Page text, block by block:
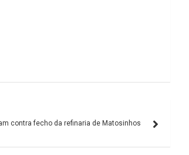
contra fecho da refinaria de Matosinhos